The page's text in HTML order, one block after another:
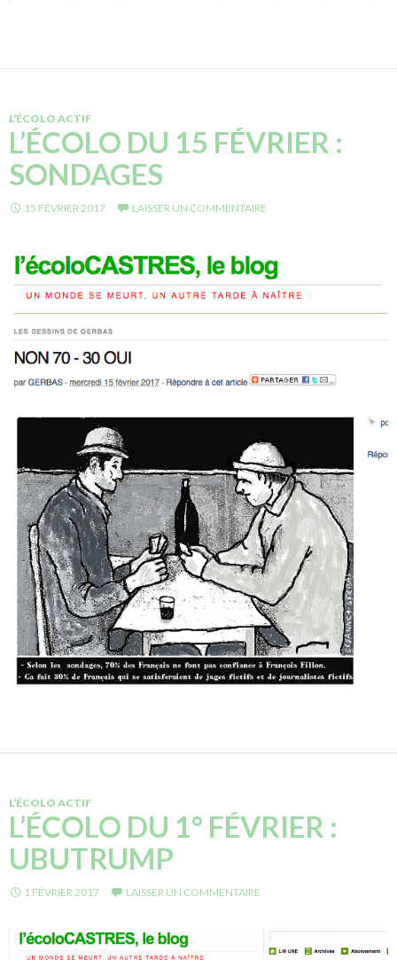
L’ÉCOLO ACTIF
L’ÉCOLO DU 15 FÉVRIER :
SONDAGES
15 FÉVRIER 2017 LAISSER UN COMMENTAIRE
L’ÉCOLO ACTIF
L’ÉCOLO DU 1° FÉVRIER :
UBUTRUMP
1 FÉVRIER 2017 LAISSER UN COMMENTAIRE